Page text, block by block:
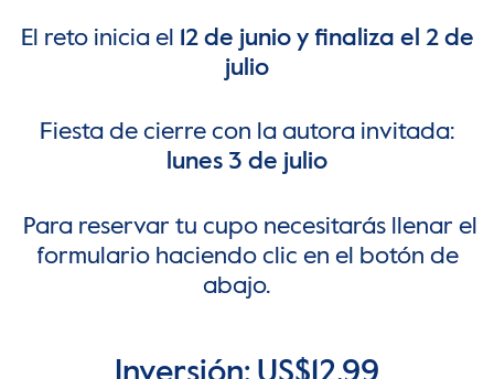
El reto inicia el
12 de junio y finaliza el 2 de
julio
Fiesta de cierre con la autora invitada:
lunes 3 de julio
Para reservar tu cupo necesitarás llenar el
formulario haciendo clic en el botón de
abajo.